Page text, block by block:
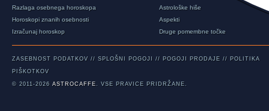
Razlaga osebnega horoskopa
Horoskopi znanih osebnosti
Izračunaj horoskop
Astrološke hiše
Aspekti
Druge pomembne točke
ZASEBNOST PODATKOV // SPLOŠNI POGOJI // POGOJI PRODAJE // POLITIKA
PIŠKOTKOV
© 2011-2026 ASTROCAFFE. VSE PRAVICE PRIDRŽANE.